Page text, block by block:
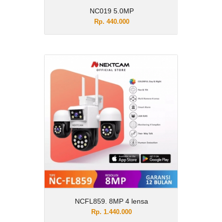
NC019 5.0MP
Rp. 440.000
NCFL859. 8MP 4 lensa
Rp. 1.440.000
NCFL859. 8MP 4 lensa
Rp. 1.440.000
Description
UNTUK UNIT VARIAN PLUS dengan
MEMORI untuk MERK MEMORI dikirim
sesuai PERSIADAAN/STOCK YANG ADA
Beli 1 kamera dapat langsung 4
kamera?? Cukup beli 1 Kamera Nextcam
FL859 sudah dapat sekaligus 4
kamera"3kamera PTZ+1kamera fix "jadi
sudah mencakup posisi pandang
dan vertikal + kamera fix dalam waktu
bersamaan. Jadi tidak lagi khawatir ada